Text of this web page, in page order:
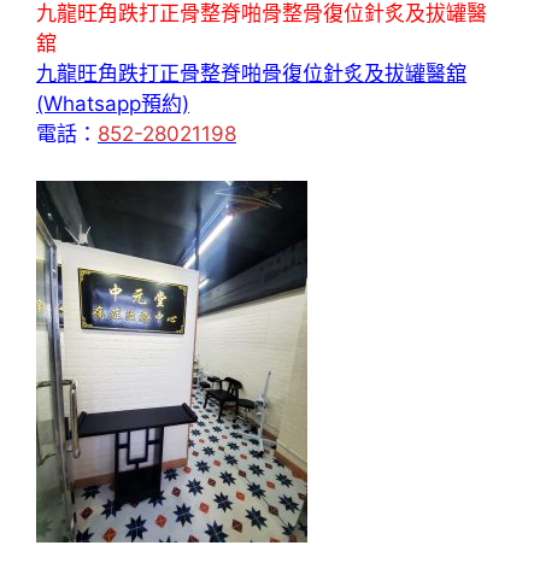
九龍旺角跌打正骨整脊啪骨整骨復位針炙及拔罐醫
舘
九龍旺角跌打正骨整脊啪骨復位針炙及拔罐醫舘
(Whatsapp預約)
電話： 852-28021198